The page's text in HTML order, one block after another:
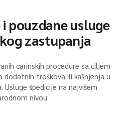
pouzdane usluge
zastupanja
carinskih procedure sa ciljem
dodatnih troškova ili kašnjenja u
špedicije na najvišem
nivou